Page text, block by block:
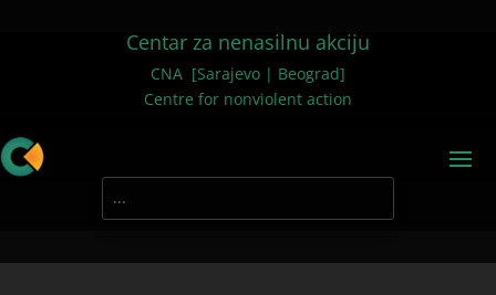
Centar za nenasilnu akciju
CNA [Sarajevo | Beograd]
Centre for nonviolent action